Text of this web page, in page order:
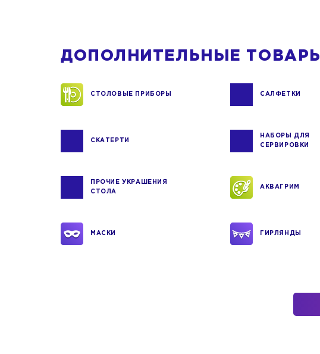
ДОПОЛНИТЕЛЬНЫЕ ТОВАРЫ
СТОЛОВЫЕ ПРИБОРЫ САЛФЕТКИ
СКАТЕРТИ
НАБОРЫ ДЛЯ
СЕРВИРОВКИ
ПРОЧИЕ УКРАШЕНИЯ
СТОЛА
АКВАГРИМ
МАСКИ ГИРЛЯНДЫ